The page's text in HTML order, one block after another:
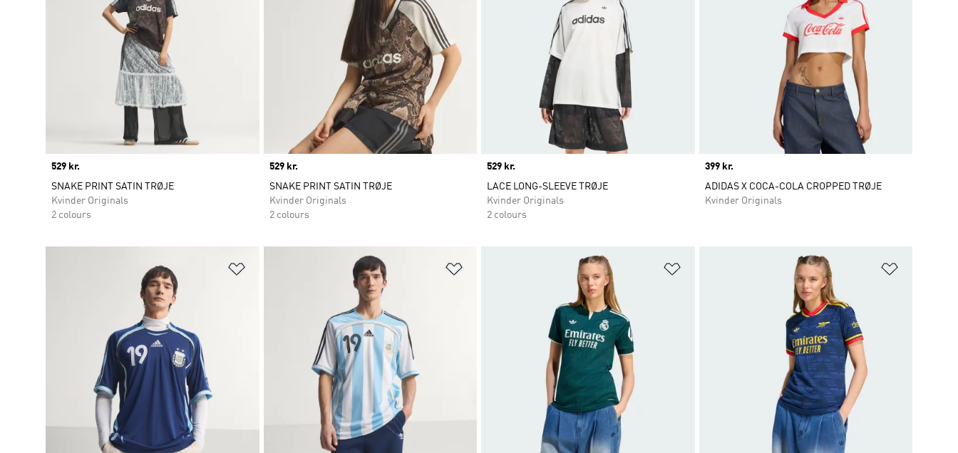
Price
529 kr.
SNAKE PRINT SATIN TRØJE
Kvinder Originals
2 colours
Price
529 kr.
SNAKE PRINT SATIN TRØJE
Kvinder Originals
2 colours
Price
529 kr.
LACE LONG-SLEEVE TRØJE
Kvinder Originals
2 colours
Price
399 kr.
ADIDAS X COCA-COLA CROPPED TRØJE
Kvinder Originals